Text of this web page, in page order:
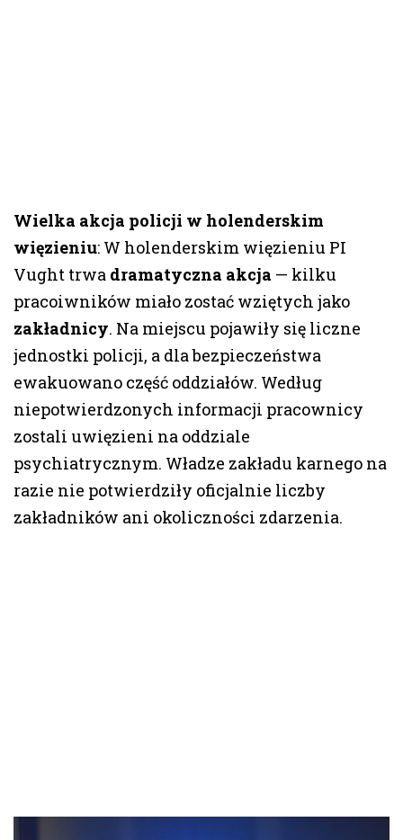
Wielka akcja policji w holenderskim
więzieniu: W holenderskim więzieniu PI
Vught trwa dramatyczna akcja — kilku
pracoiwników miało zostać wziętych jako
zakładnicy. Na miejscu pojawiły się liczne
jednostki policji, a dla bezpieczeństwa
ewakuowano część oddziałów. Według
niepotwierdzonych informacji pracownicy
zostali uwięzieni na oddziale
psychiatrycznym. Władze zakładu karnego na
razie nie potwierdziły oficjalnie liczby
zakładników ani okoliczności zdarzenia.